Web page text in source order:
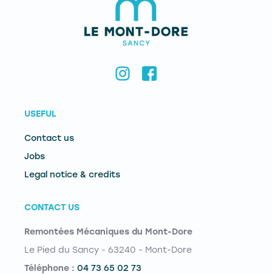
USEFUL
Contact us
Jobs
Legal notice & credits
CONTACT US
Remontées Mécaniques du Mont-Dore
Le Pied du Sancy - 63240 - Mont-Dore
Téléphone : 04 73 65 02 73